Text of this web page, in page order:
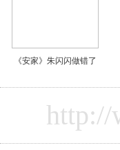
《安家》朱闪闪做错了
http://